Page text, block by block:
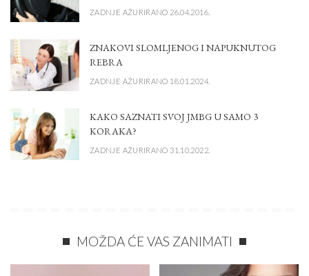
ZADNJE AŽURIRANO 26.04.2016.
ZNAKOVI SLOMLJENOG I NAPUKNUTOG
REBRA
ZADNJE AŽURIRANO 18.01.2024.
KAKO SAZNATI SVOJ JMBG U SAMO 3
KORAKA?
ZADNJE AŽURIRANO 31.10.2022.
MOŽDA ĆE VAS ZANIMATI